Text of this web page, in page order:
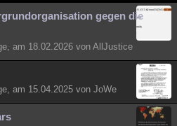
gegen die
am 18.02.2026 von AllJustice
am 15.04.2025 von JoWe